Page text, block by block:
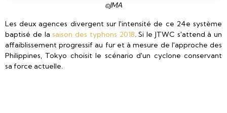
©JMA
Les deux agences divergent sur l'intensité de ce 24e système
baptisé de lasaison des typhons 2018. Si le JTWC s'attend à un
affaiblissement progressif au fur et à mesure de l'approche des
Philippines, Tokyo choisit le scénario d'un cyclone conservant
sa force actuelle.